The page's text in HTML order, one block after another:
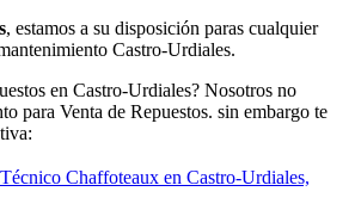
, estamos a su disposición paras cualquier
Castro-Urdiales.
en Castro-Urdiales? Nosotros no
para Venta de Repuestos. sin embargo te
Chaffoteaux en Castro-Urdiales,